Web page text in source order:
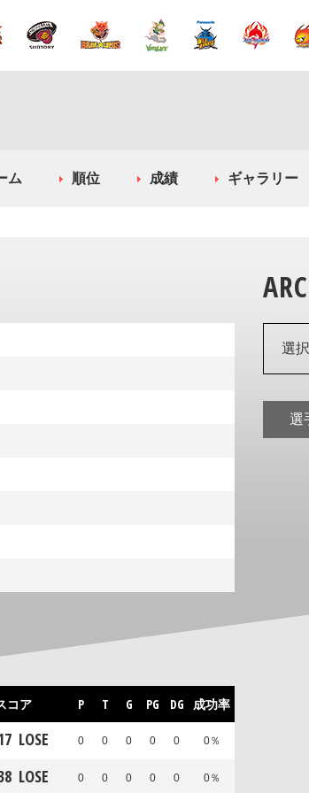
ム 順位 成績 ギャラリー
コア P T G PG DG 成功率
LOSE 0 0 0 0 0 0％
LOSE 0 0 0 0 0 0％
選
選